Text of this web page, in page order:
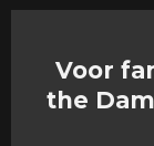
Voor
the